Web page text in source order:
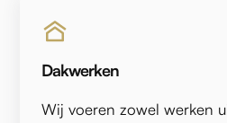
Dakwerken
Wij voeren zowel werken